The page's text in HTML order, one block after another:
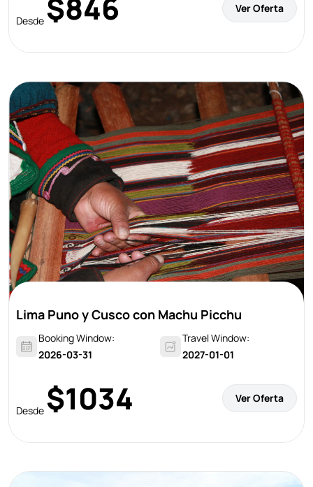
Desde $846 Ver Oferta
Lima Puno y Cusco con Machu Picchu
Booking Window:
2026-03-31
Travel Window:
2027-01-01
Desde $1034 Ver Oferta